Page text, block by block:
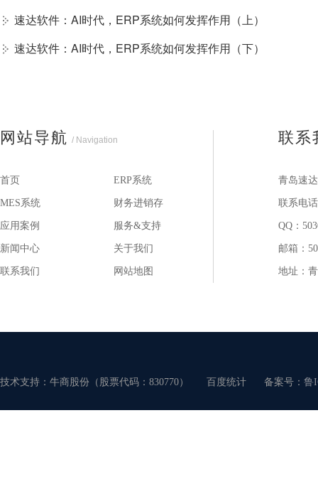
速达软件：AI时代，ERP系统如何发挥作用（上）
速达软件：AI时代，ERP系统如何发挥作用（下）
网站导航 / Navigation
首页 ERP系统
MES系统 财务进销存
应用案例 服务&支持
新闻中心 关于我们
联系我们 网站地图
联系
青岛速
联系电话
QQ：
邮箱：
地址：
技术支持：牛商股份（股票代码：830770） 百度统计 备案号： 鲁